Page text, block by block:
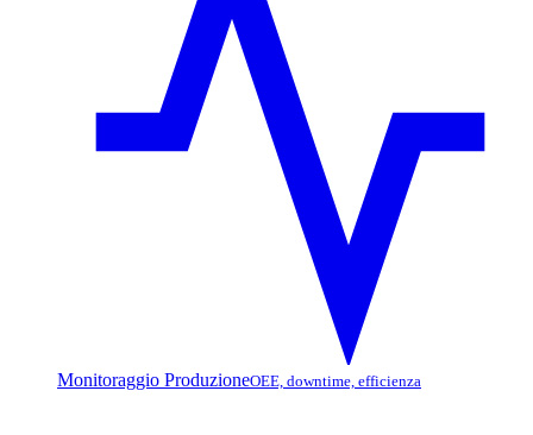
Monitoraggio ProduzioneOEE, downtime, efficienza